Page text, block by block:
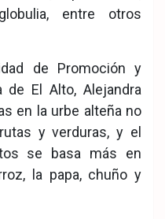
entre otros
de Promoción y
de El Alto, Alejandra
en la urbe alteña no
y verduras, y el
se basa más en
la papa, chuño y